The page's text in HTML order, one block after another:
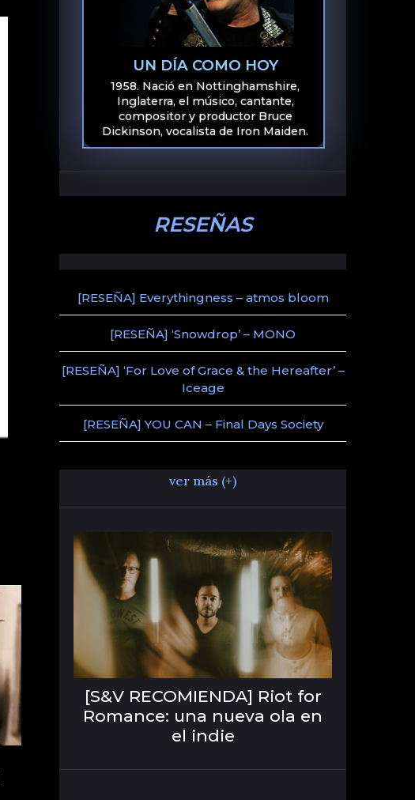
UN DÍA COMO HOY
1958. Nació en Nottinghamshire,
Inglaterra, el músico, cantante,
compositor y productor Bruce
Dickinson, vocalista de Iron Maiden.
RESEÑAS
[RESEÑA] Everythingness – atmos bloom
[RESEÑA] ‘Snowdrop’ – MONO
[RESEÑA] ‘For Love of Grace & the Hereafter’ –
Iceage
[RESEÑA] YOU CAN – Final Days Society
ver más (+)
[S&V RECOMIENDA] Riot for
Romance: una nueva ola en
el indie